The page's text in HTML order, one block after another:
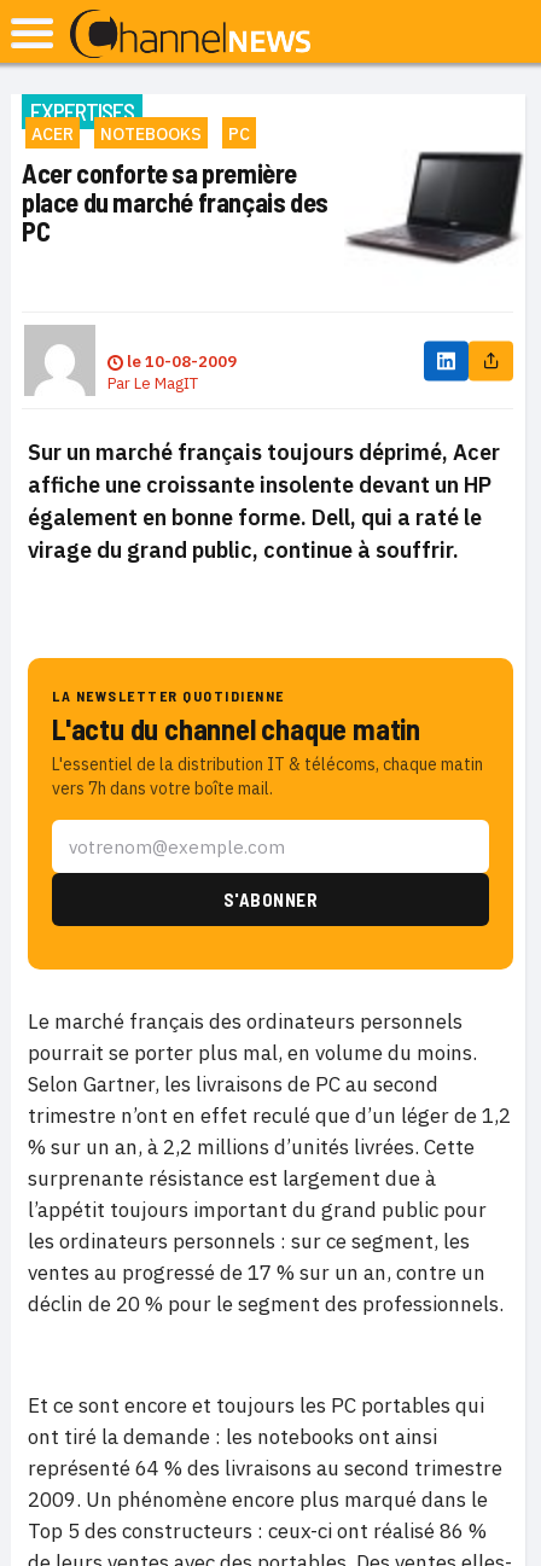
EXPERTISES
ACER NOTEBOOKS PC
Acer conforte sa première
place du marché français des
PC
le10-08-2009
ParLe MagIT
Sur un marché français toujours déprimé, Acer
affiche une croissante insolente devant un HP
également en bonne forme. Dell, qui a raté le
virage du grand public, continue à souffrir.
LA NEWSLETTER QUOTIDIENNE
L'actu du channel chaque matin
L'essentiel de la distribution IT & télécoms, chaque matin
vers 7h dans votre boîte mail.
Le marché français des ordinateurs personnels
pourrait se porter plus mal, en volume du moins.
Selon Gartner, les livraisons de PC au second
trimestre n’ont en effet reculé que d’un léger de 1,2
% sur un an, à 2,2 millions d’unités livrées. Cette
surprenante résistance est largement due à
l’appétit toujours important du grand public pour
les ordinateurs personnels : sur ce segment, les
ventes au progressé de 17 % sur un an, contre un
déclin de 20 % pour le segment des professionnels.
Et ce sont encore et toujours les PC portables qui
ont tiré la demande : les notebooks ont ainsi
représenté 64 % des livraisons au second trimestre
2009. Un phénomène encore plus marqué dans le
Top 5 des constructeurs : ceux-ci ont réalisé 86 %